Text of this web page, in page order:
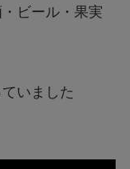
ビール・果実
いました